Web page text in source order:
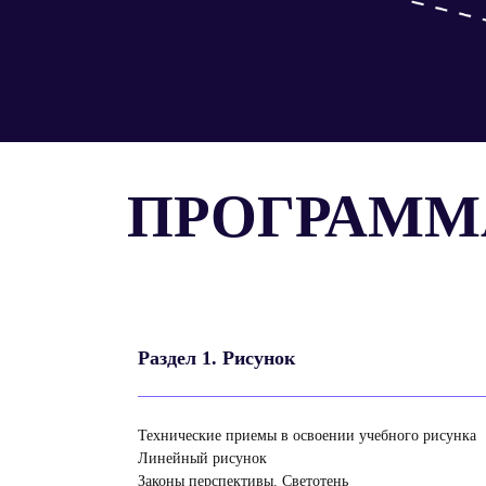
Раздел 1. Рисунок
Технические приемы в освоении учебного рисунка
Линейный рисунок
Законы перспективы. Светотень